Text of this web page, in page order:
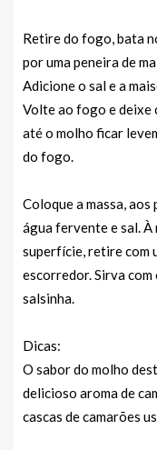
Retire do fogo, bata
por uma peneira de
Adicione o sal e a
Volte ao fogo e deixe
até o molho ficar
do fogo.
Coloque a massa,
água fervente e sal. À
superfície, retire com
escorredor. Sirva com
salsinha.
Dicas:
O sabor do molho
delicioso aroma de
cascas de camarões